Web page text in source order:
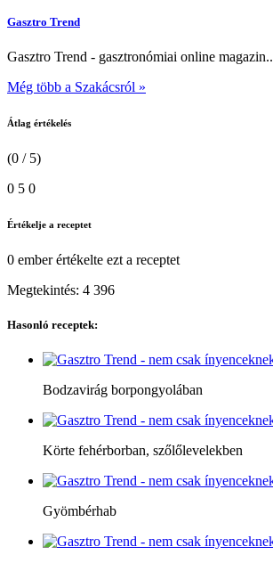
Gasztro Trend
Gasztro Trend - gasztronómiai online magazin..
Még több a Szakácsról »
Átlag értékelés
(0 / 5)
0 5 0
Értékelje a receptet
0 emberértékelte ezt a receptet
Megtekintés: 4 396
Hasonló receptek:
Bodzavirág borpongyolában
Körte fehérborban, szőlőlevelekben
Gyömbérhab